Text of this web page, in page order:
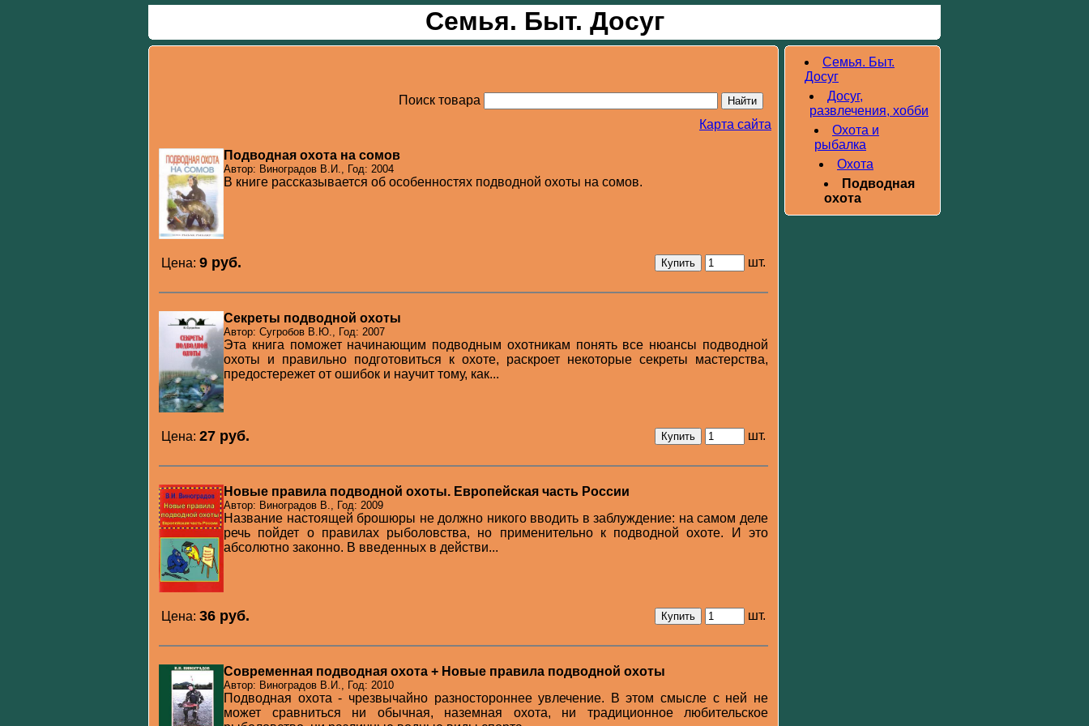
Семья. Быт. Досуг
Поиск товара
Карта сайта
Подводная охота на сомов
Автор: Виноградов В.И., Год: 2004
В книге рассказывается об особенностях подводной охоты на сомов.
Цена: 9 pуб. шт.
Секреты подводной охоты
Автор: Сугробов В.Ю., Год: 2007
Эта книга поможет начинающим подводным охотникам понять все нюансы подводной
охоты и правильно подготовиться к охоте, раскроет некоторые секреты мастерства,
предостережет от ошибок и научит тому, как...
Цена: 27 pуб. шт.
Новые правила подводной охоты. Европейская часть России
Автор: Виноградов В., Год: 2009
Название настоящей брошюры не должно никого вводить в заблуждение: на самом деле
речь пойдет о правилах рыболовства, но применительно к подводной охоте. И это
абсолютно законно. В введенных в действи...
Цена: 36 pуб. шт.
Современная подводная охота + Новые правила подводной охоты
Автор: Виноградов В.И., Год: 2010
Подводная охота - чрезвычайно разностороннее увлечение. В этом смысле с ней не
может сравниться ни обычная, наземная охота, ни традиционное любительское
Семья. Быт.
Досуг
Досуг,
развлечения, хобби
Охота и
рыбалка
Охота
Подводная
охота